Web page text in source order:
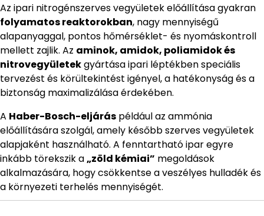
Az ipari nitrogénszerves vegyületek előállítása gyakran
folyamatos reaktorokban, nagy mennyiségű
alapanyaggal, pontos hőmérséklet- és nyomáskontroll
mellett zajlik. Az aminok, amidok, poliamidok és
nitrovegyületekgyártása ipari léptékben speciális
tervezést és körültekintést igényel, a hatékonyság és a
biztonság maximalizálása érdekében.
A Haber-Bosch-eljárás például az ammónia
előállítására szolgál, amely később szerves vegyületek
alapjaként használható. A fenntartható ipar egyre
inkább törekszik a„zöld kémiai” megoldások
alkalmazására, hogy csökkentse a veszélyes hulladék és
a környezeti terhelés mennyiségét.